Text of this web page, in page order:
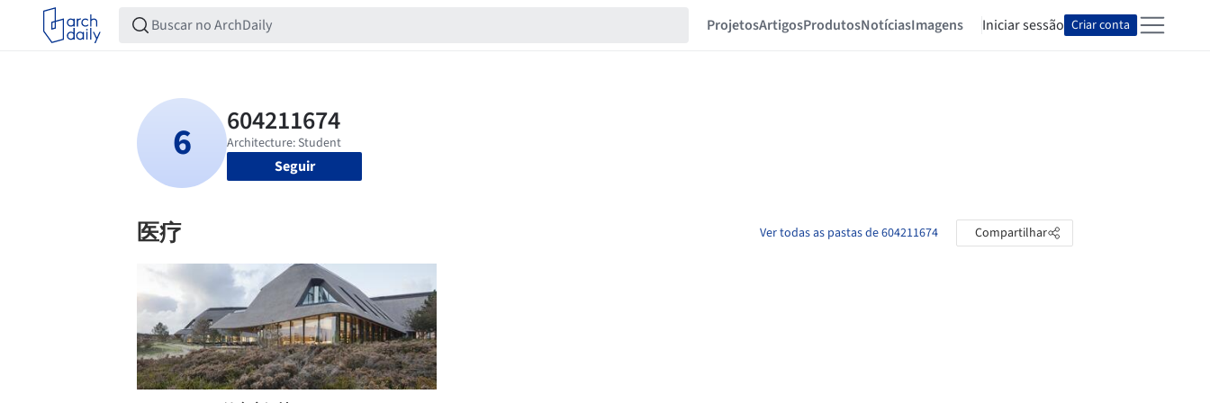
ProjetosArtigosProdutosNotíciasImagens Iniciar sessão Criar conta
Seguir
医疗 Ver todas as pastas de 604211674 Compartilhar